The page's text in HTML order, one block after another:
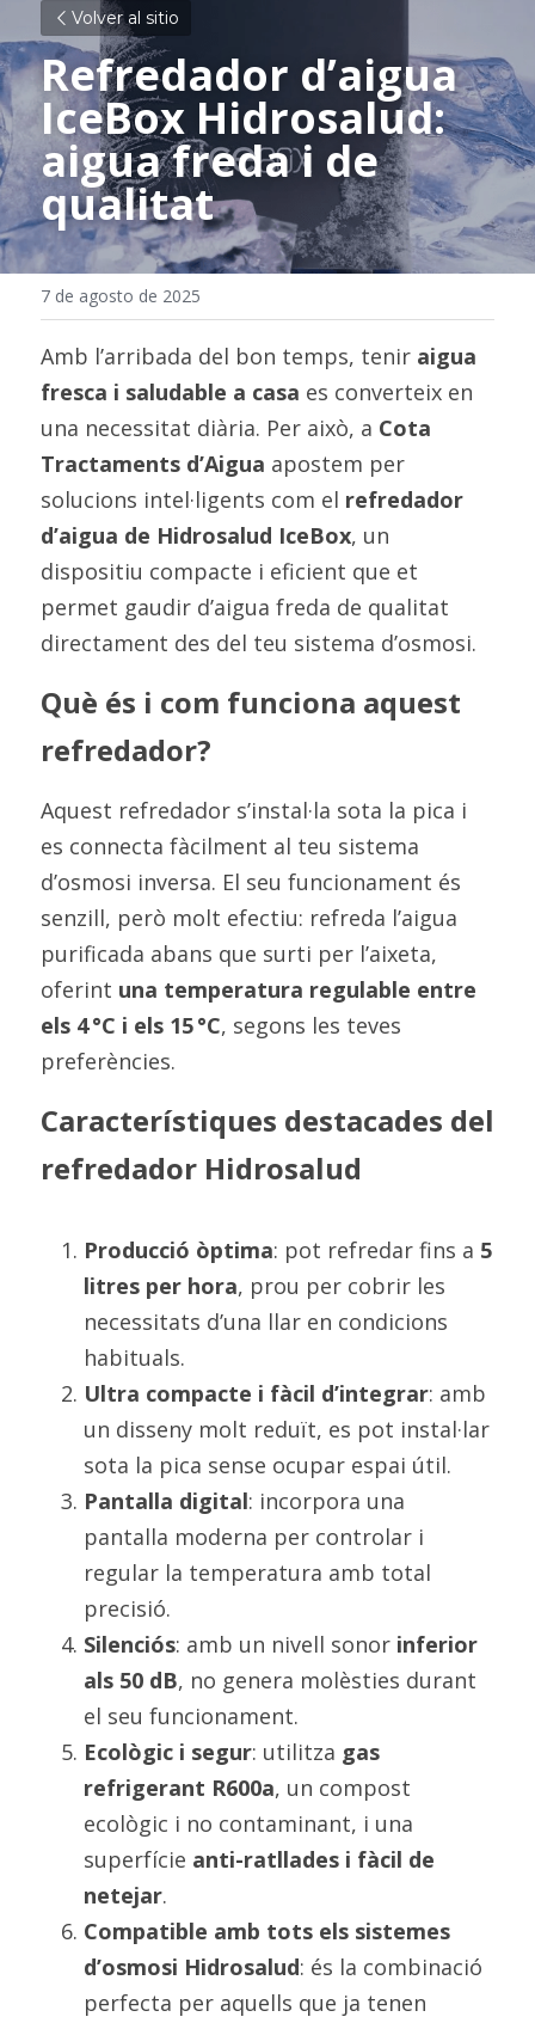
Volver al sitio
Refredador d’aigua
IceBox Hidrosalud:
aigua freda i de
qualitat
7 de agosto de 2025
Amb l’arribada del bon temps, tenir aigua
fresca i saludable a casa es converteix en
una necessitat diària. Per això, a Cota
Tractaments d’Aigua apostem per
solucions intel·ligents com el refredador
d’aigua de Hidrosalud IceBox, un
dispositiu compacte i eficient que et
permet gaudir d’aigua freda de qualitat
directament des del teu sistema d’osmosi.
Què és i com funciona aquest
refredador?
Aquest refredador s’instal·la sota la pica i
es connecta fàcilment al teu sistema
d’osmosi inversa. El seu funcionament és
senzill, però molt efectiu: refreda l’aigua
purificada abans que surti per l’aixeta,
oferint una temperatura regulable entre
els 4 °C i els 15 °C, segons les teves
preferències.
Característiques destacades del
refredador Hidrosalud
Producció òptima: pot refredar fins a 5
litres per hora, prou per cobrir les
necessitats d’una llar en condicions
habituals.
Ultra compacte i fàcil d’integrar: amb
un disseny molt reduït, es pot instal·lar
sota la pica sense ocupar espai útil.
Pantalla digital: incorpora una
pantalla moderna per controlar i
regular la temperatura amb total
precisió.
Silenciós: amb un nivell sonor inferior
als 50 dB, no genera molèsties durant
el seu funcionament.
Ecològic i segur: utilitza gas
refrigerant R600a, un compost
ecològic i no contaminant, i una
superfície anti-ratllades i fàcil de
netejar.
Compatible amb tots els sistemes
d’osmosi Hidrosalud: és la combinació
perfecta per aquells que ja tenen